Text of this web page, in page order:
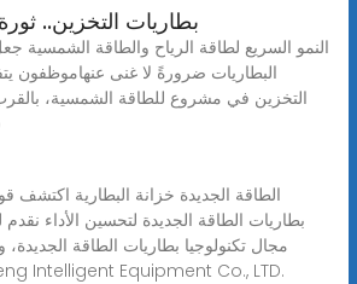
بطاريات التخزين..
البطاريات ضرورةً لا غنى عنهاموظفون
التخزين في مشروع للطاقة الشمسية،
بطاريات الطاقة الجديدة لتحسين الأداء
مجال تكنولوجيا بطاريات الطاقة
Intelligent Equipment Co., LTD.